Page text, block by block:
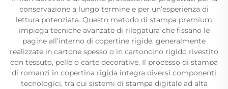
conservazione a lungo termine e per un’esperienza di
lettura potenziata. Questo metodo di stampa premium
impiega tecniche avanzate di rilegatura che fissano le
pagine all’interno di copertine rigide, generalmente
realizzate in cartone spesso o in cartoncino rigido rivestito
con tessuto, pelle o carte decorative. Il processo di stampa
di romanzi in copertina rigida integra diversi componenti
tecnologici, tra cui sistemi di stampa digitale ad alta